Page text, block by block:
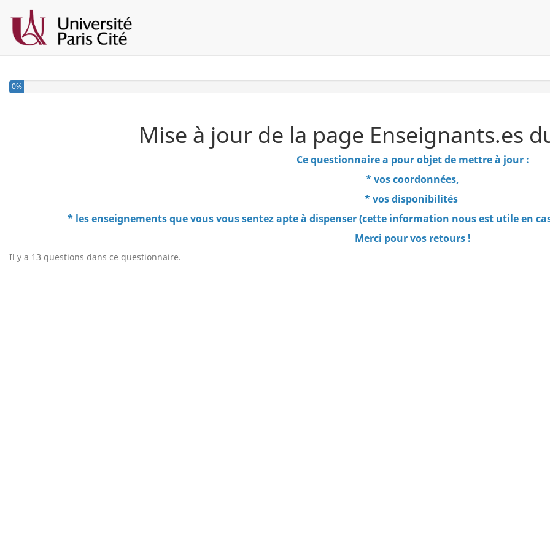
0%
Mise à jour de la page Enseignants.es
Ce questionnairea pour objet de mettre à jour :
* vos coordonnées,
* vos disponibilités
* les enseignements que vous vous sentez apte à dispenser (cette information nous est utile en
Merci pour vos retours !
Il y a 13 questions dans ce questionnaire.